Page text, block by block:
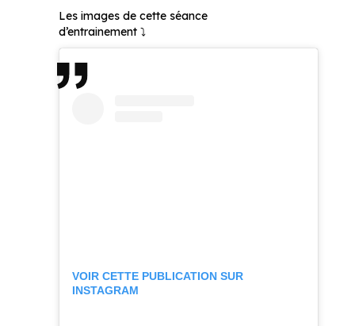
Les images de cette séance
d’entrainement ⤵
VOIR CETTE PUBLICATION SUR
INSTAGRAM